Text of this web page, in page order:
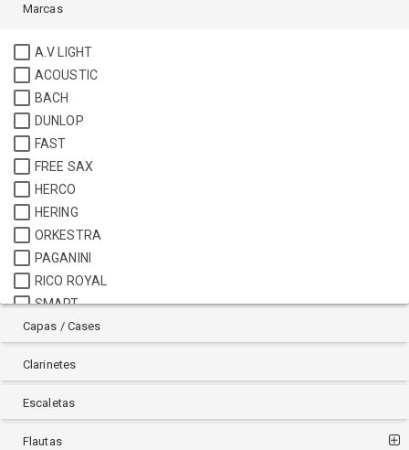
Marcas
A.V LIGHT
ACOUSTIC
BACH
DUNLOP
FAST
FREE SAX
HERCO
HERING
ORKESTRA
PAGANINI
RICO ROYAL
SMART
VANDOREN
Capas / Cases
Clarinetes
Escaletas
Flautas